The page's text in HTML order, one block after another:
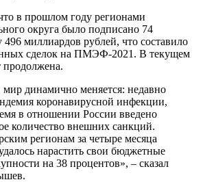
в прошлом году регионами
округа было подписано 74
миллиардов рублей, что составило
сделок на ПМЭФ-2021. В текущем
продолжена.
динамично меняется: недавно
коронавирусной инфекции,
в отношении России введено
количество внешних санкций.
регионам за четыре месяца
нарастить свои бюджетные
на 38 процентов», – сказал